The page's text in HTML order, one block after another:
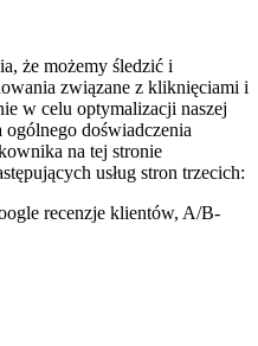
że możemy śledzić i
związane z kliknięciami i
w celu optymalizacji naszej
ogólnego doświadczenia
na tej stronie
usług stron trzecich:
recenzje klientów, A/B-